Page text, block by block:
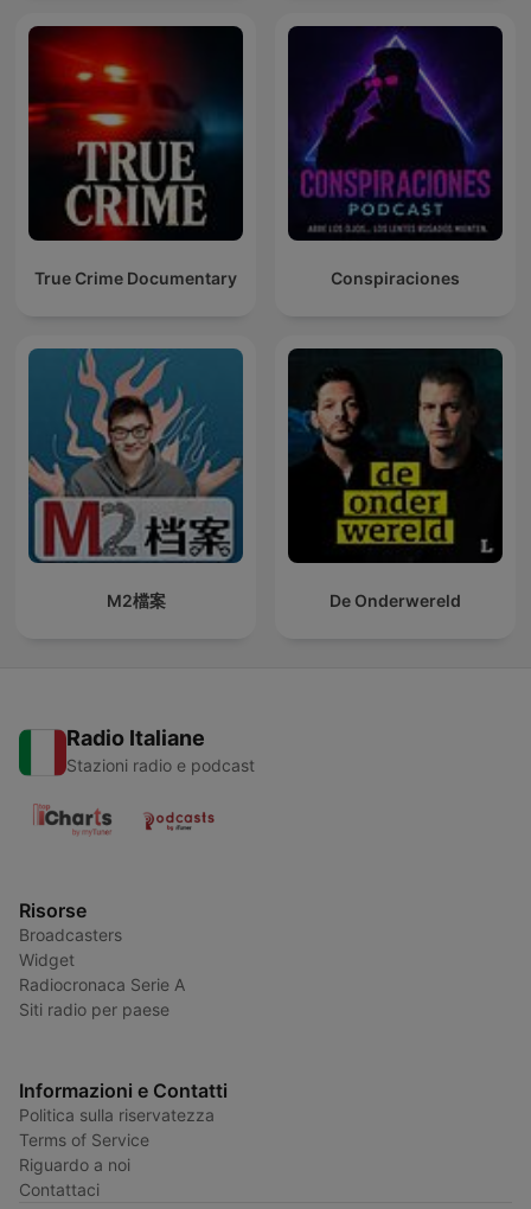
True Crime Documentary Conspiraciones
M2檔案 De Onderwereld
Radio Italiane
Stazioni radio e podcast
Risorse
Broadcasters
Widget
Radiocronaca Serie A
Siti radio per paese
Informazioni e Contatti
Politica sulla riservatezza
Terms of Service
Riguardo a noi
Contattaci